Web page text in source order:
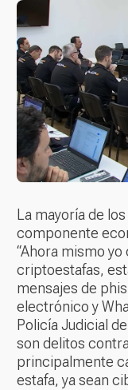
La mayoría de
componente
“Ahora mismo
criptoestafas,
mensajes de
electrónico y
Policía Judicial
son delitos
principalmente
estafa, ya sean